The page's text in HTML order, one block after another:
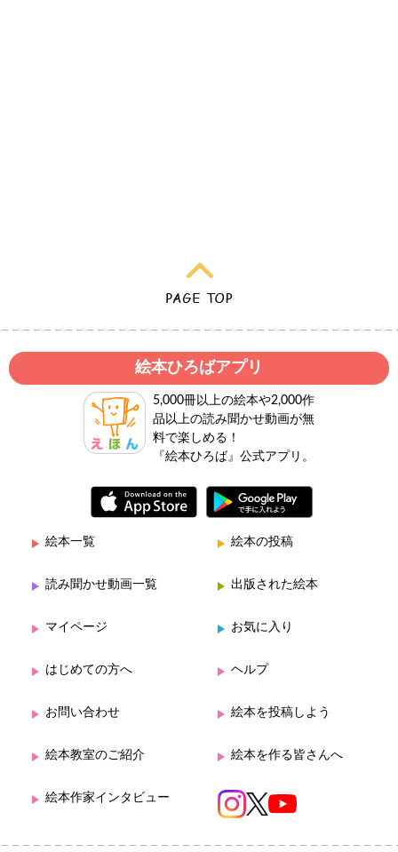
絵本ひろばアプリ
5,000冊以上の絵本や2,000作
品以上の読み聞かせ動画が無
料で楽しめる！
『絵本ひろば』公式アプリ。
絵本一覧 絵本の投稿
読み聞かせ動画一覧 出版された絵本
マイページ お気に入り
はじめての方へ ヘルプ
お問い合わせ 絵本を投稿しよう
絵本教室のご紹介 絵本を作る皆さんへ
絵本作家インタビュー